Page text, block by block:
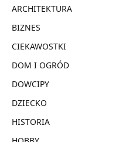
ARCHITEKTURA
BIZNES
CIEKAWOSTKI
DOM I OGRÓD
DOWCIPY
DZIECKO
HISTORIA